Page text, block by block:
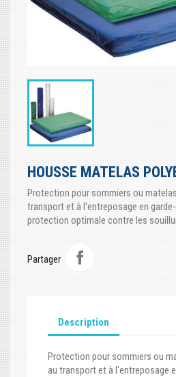
HOUSSE MATELAS
Protection pour sommiers ou
transport et à l'entreposage en
protection optimale contre les
Partager
Description
Protection pour sommiers ou
au transport et à l'entreposage